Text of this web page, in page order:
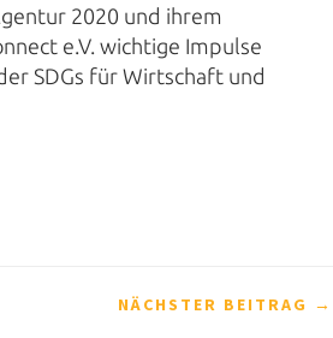
2020 und ihrem
e.V. wichtige Impulse
SDGs für Wirtschaft und
NÄCHSTER BEITRAG →